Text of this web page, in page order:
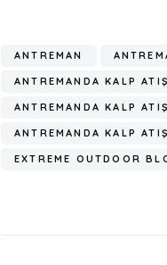
ANTREMAN
ANTREMANDA KALP
ANTREMANDA KALP
ANTREMANDA KALP
EXTREME OUTDOOR